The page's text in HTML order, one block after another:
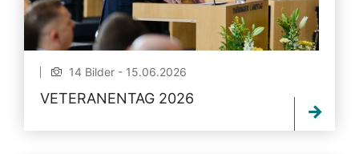
14 Bilder - 15.06.2026
VETERANENTAG 2026